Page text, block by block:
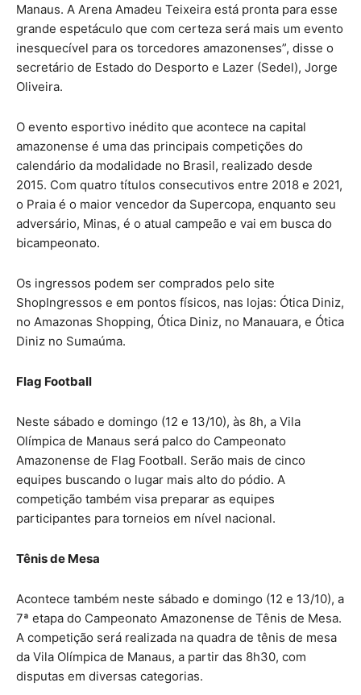
Manaus. A Arena Amadeu Teixeira está pronta para esse
grande espetáculo que com certeza será mais um evento
inesquecível para os torcedores amazonenses”, disse o
secretário de Estado do Desporto e Lazer (Sedel), Jorge
Oliveira.
O evento esportivo inédito que acontece na capital
amazonense é uma das principais competições do
calendário da modalidade no Brasil, realizado desde
2015. Com quatro títulos consecutivos entre 2018 e 2021,
o Praia é o maior vencedor da Supercopa, enquanto seu
adversário, Minas, é o atual campeão e vai em busca do
bicampeonato.
Os ingressos podem ser comprados pelo site
ShopIngressos e em pontos físicos, nas lojas: Ótica Diniz,
no Amazonas Shopping, Ótica Diniz, no Manauara, e Ótica
Diniz no Sumaúma.
Flag Football
Neste sábado e domingo (12 e 13/10), às 8h, a Vila
Olímpica de Manaus será palco do Campeonato
Amazonense de Flag Football. Serão mais de cinco
equipes buscando o lugar mais alto do pódio. A
competição também visa preparar as equipes
participantes para torneios em nível nacional.
Tênis de Mesa
Acontece também neste sábado e domingo (12 e 13/10), a
7ª etapa do Campeonato Amazonense de Tênis de Mesa.
A competição será realizada na quadra de tênis de mesa
da Vila Olímpica de Manaus, a partir das 8h30, com
disputas em diversas categorias.